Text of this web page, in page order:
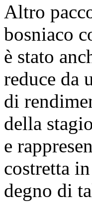
Altro
bosniaco
è stato
reduce da
di
della
e
costretta
degno di